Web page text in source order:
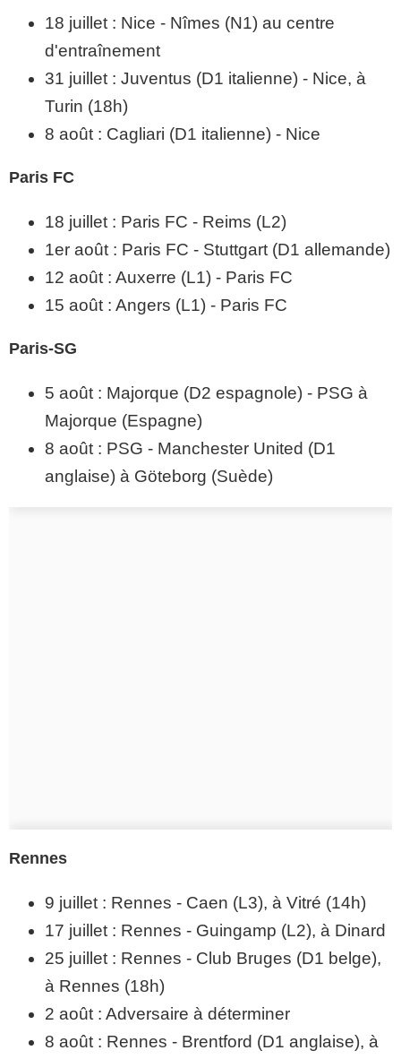
18 juillet : Nice - Nîmes (N1) au centre
d'entraînement
31 juillet : Juventus (D1 italienne) - Nice, à
Turin (18h)
8 août : Cagliari (D1 italienne) - Nice
Paris FC
18 juillet : Paris FC - Reims (L2)
1er août : Paris FC - Stuttgart (D1 allemande)
12 août : Auxerre (L1) - Paris FC
15 août : Angers (L1) - Paris FC
Paris-SG
5 août : Majorque (D2 espagnole) - PSG à
Majorque (Espagne)
8 août : PSG - Manchester United (D1
anglaise) à Göteborg (Suède)
Rennes
9 juillet : Rennes - Caen (L3), à Vitré (14h)
17 juillet : Rennes - Guingamp (L2), à Dinard
25 juillet : Rennes - Club Bruges (D1 belge),
à Rennes (18h)
2 août : Adversaire à déterminer
8 août : Rennes - Brentford (D1 anglaise), à